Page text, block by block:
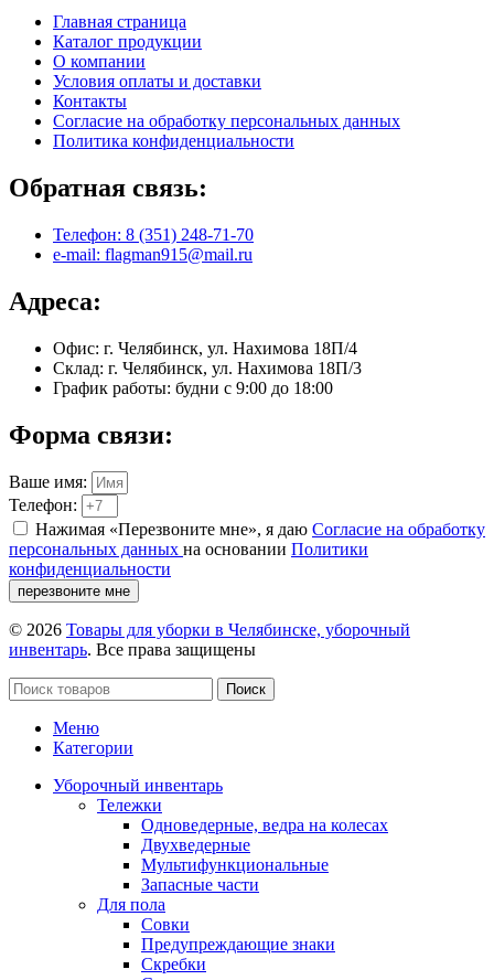
Главная страница
Каталог продукции
О компании
Условия оплаты и доставки
Контакты
Согласие на обработку персональных данных
Политика конфиденциальности
Обратная связь:
Телефон: 8 (351) 248-71-70
e-mail: flagman915@mail.ru
Адреса:
Офис: г. Челябинск, ул. Нахимова 18П/4
Склад: г. Челябинск, ул. Нахимова 18П/3
График работы: будни с 9:00 до 18:00
Форма связи:
Ваше имя:
Телефон:
Нажимая «Перезвоните мне», я даю Согласие на обработку
персональных данных на основании Политики
конфиденциальности
перезвоните мне
© 2026 Товары для уборки в Челябинске, уборочный
инвентарь. Все права защищены
Поиск
Меню
Категории
Уборочный инвентарь
Тележки
Одноведерные, ведра на колесах
Двухведерные
Мультифункциональные
Запасные части
Для пола
Совки
Предупреждающие знаки
Скребки